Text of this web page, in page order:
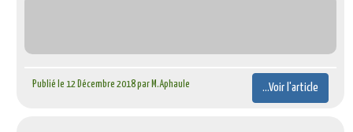
...Voir l'article
Publié le 12 Décembre 2018 par M.Aphaule